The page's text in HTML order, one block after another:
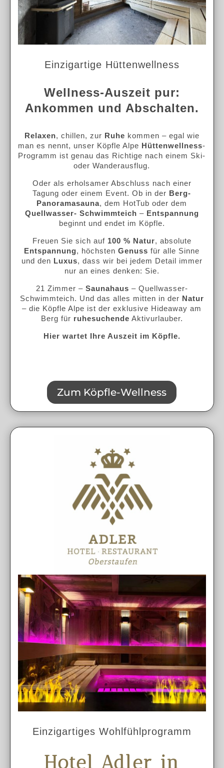
Einzigartige Hüttenwellness
Wellness-Auszeit pur:
Ankommen und Abschalten.
Relaxen, chillen, zur Ruhe kommen – egal wie
man es nennt, unser Köpfle Alpe Hüttenwellness-
Programm ist genau das Richtige nach einem Ski-
oder Wanderausflug.
Oder als erholsamer Abschluss nach einer
Tagung oder einem Event. Ob in der Berg-
Panoramasauna, dem HotTub oder dem
Quellwasser- Schwimmteich – Entspannung
beginnt und endet im Köpfle.
Freuen Sie sich auf 100 % Natur, absolute
Entspannung, höchstenGenuss für alle Sinne
und den Luxus, dass wir bei jedem Detail immer
nur an eines denken: Sie.
21 Zimmer – Saunahaus – Quellwasser-
Schwimmteich. Und das alles mitten in der Natur
– die Köpfle Alpe ist der exklusive Hideaway am
Berg für ruhesuchende Aktivurlauber.
Hier wartet Ihre Auszeit im Köpfle.
Zum Köpfle-Wellness
Einzigartiges Wohlfühlprogramm
Hotel Adler in